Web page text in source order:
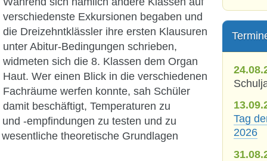
verschiedenste Exkursionen begaben und
die Dreizehntklässler ihre ersten Klausuren
unter Abitur-Bedingungen schrieben,
widmeten sich die 8. Klassen dem Organ
Haut. Wer einen Blick in die verschiedenen
Fachräume werfen konnte, sah Schüler
damit beschäftigt, Temperaturen zu
-empfindungen zu testen und zu
theoretische Grundlagen
Tag
2026